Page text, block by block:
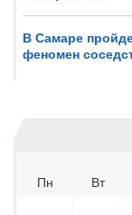
В Самаре
феномен
Пн
Вт